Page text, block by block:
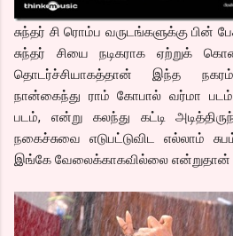
சுந்தர் சி ரொம்ப வருடங்களுக்கு பின்
சுந்தர் சியை நடிகராக ஏற்றுக்
தொடர்ச்சியாகத்தான் இந்த
நான்கைந்து ராம் கோபால் வர்மா
படம், என்று கலந்து கட்டி
நகைச்சுவை எடுபட்டுவிட எல்லாம்
இங்கே வேலைக்காகவில்லை